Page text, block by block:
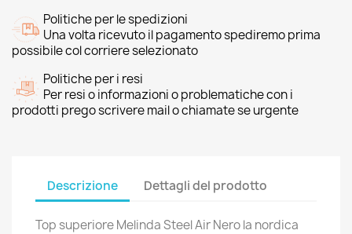
Politiche per le spedizioni
Una volta ricevuto il pagamento spediremo prima
possibile col corriere selezionato
Politiche per i resi
Per resi o informazioni o problematiche con i
prodotti prego scrivere mail o chiamate se urgente
Descrizione Dettagli del prodotto
Top superiore Melinda Steel Air Nero la nordica